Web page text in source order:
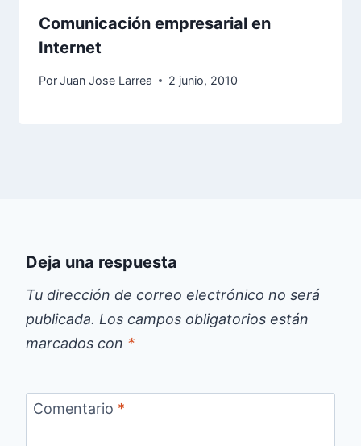
Comunicación empresarial en
Internet
PorJuan Jose Larrea 2 junio, 2010
Deja una respuesta
Tu dirección de correo electrónico no será
publicada. Los campos obligatorios están
marcados con *
Comentario *